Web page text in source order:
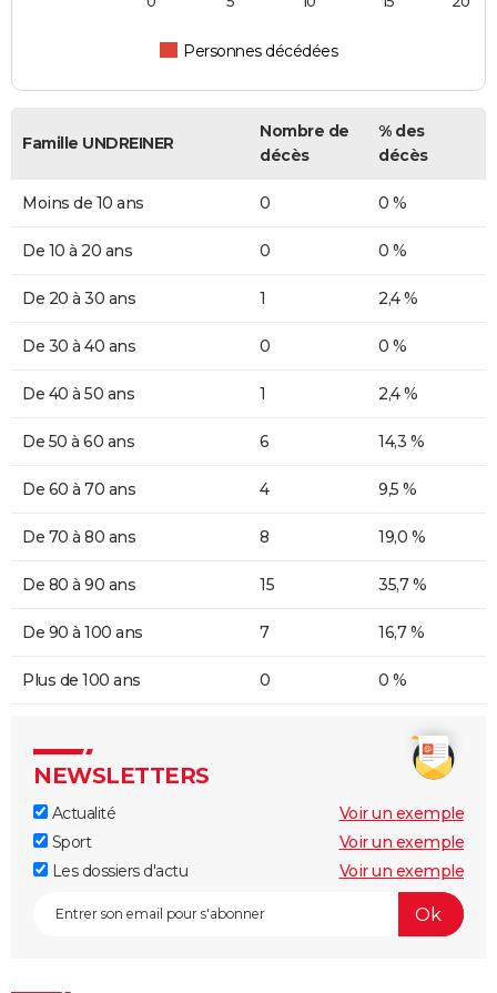
Personnes décédées
Famille UNDREINER
Nombre de
décès
% des
décès
Moins de 10 ans 0 0 %
De 10 à 20 ans 0 0 %
De 20 à 30 ans 1 2,4 %
De 30 à 40 ans 0 0 %
De 40 à 50 ans 1 2,4 %
De 50 à 60 ans 6 14,3 %
De 60 à 70 ans 4 9,5 %
De 70 à 80 ans 8 19,0 %
De 80 à 90 ans 15 35,7 %
De 90 à 100 ans 7 16,7 %
Plus de 100 ans 0 0 %
NEWSLETTERS
Actualité
Voir un exemple
Sport
Voir un exemple
Les dossiers d'actu
Voir un exemple